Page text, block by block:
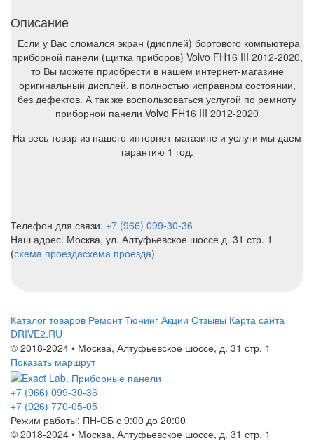
Описание
Если у Вас сломался экран (дисплей) бортового компьютера
приборной панели (щитка приборов) Volvo FH16 III 2012-2020,
то Вы можете приобрести в нашем интернет-магазине
оригинальный дисплей, в полностью исправном состоянии,
без дефектов. А так же воспользоваться услугой по ремноту
приборной панели Volvo FH16 III 2012-2020
На весь товар из нашего интернет-магазине и услуги мы даем
гарантию 1 год.
Телефон для связи: +7 (966) 099-30-36
Наш адрес: Москва, ул. Алтуфьевское шоссе д. 31 стр. 1
(схема проездасхема проезда)
Каталог товаров Ремонт Тюнинг Акции Отзывы Карта сайта
DRIVE2.RU
© 2018-2024 • Москва, Алтуфьевское шоссе, д. 31 стр. 1
Показать маршрут
+7 (966) 099-30-36
+7 (926) 770-05-05
Режим работы: ПН-СБ с 9:00 до 20:00
© 2018-2024 • Москва, Алтуфьевское шоссе, д. 31 стр. 1